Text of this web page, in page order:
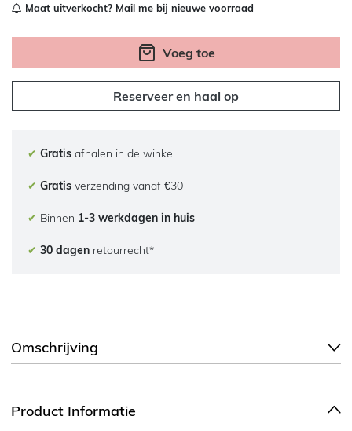
Maat uitverkocht? Mail me bij nieuwe voorraad
Voeg toe
Reserveer en haal op
✔ Gratis afhalen in de winkel
✔ Gratis verzending vanaf €30
✔ Binnen 1-3 werkdagen in huis
✔ 30 dagen retourrecht*
Omschrijving
Product Informatie